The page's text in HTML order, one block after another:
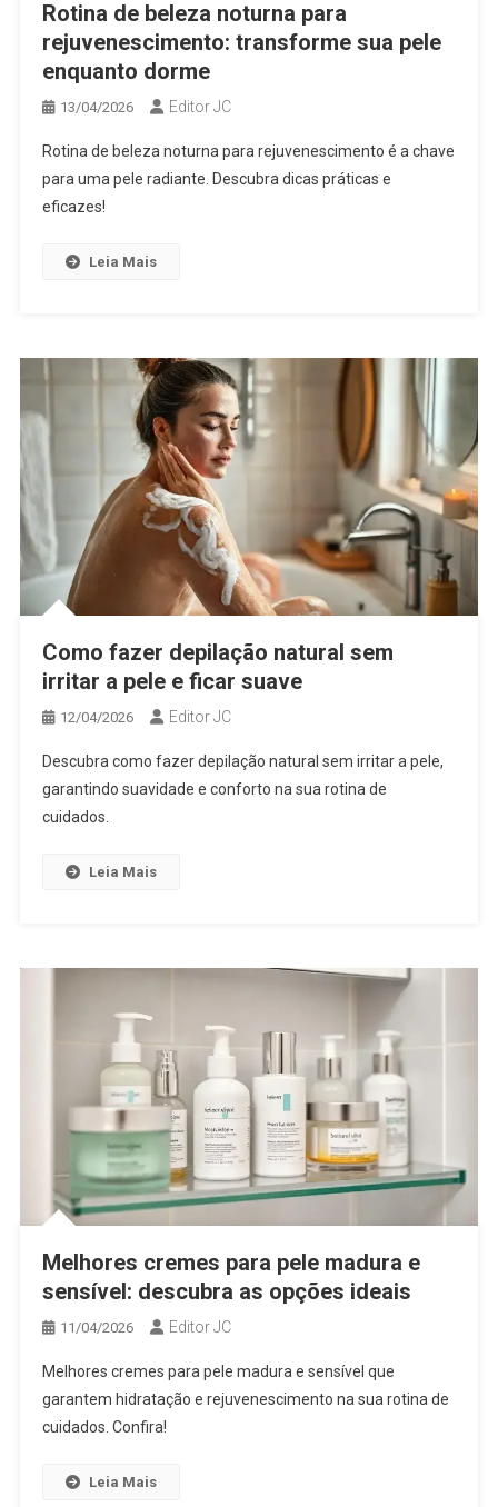
Rotina de beleza noturna para
rejuvenescimento: transforme sua pele
enquanto dorme
13/04/2026 Editor JC
Rotina de beleza noturna para rejuvenescimento é a chave
para uma pele radiante. Descubra dicas práticas e
eficazes!
Leia Mais
Como fazer depilação natural sem
irritar a pele e ficar suave
12/04/2026 Editor JC
Descubra como fazer depilação natural sem irritar a pele,
garantindo suavidade e conforto na sua rotina de
cuidados.
Leia Mais
Melhores cremes para pele madura e
sensível: descubra as opções ideais
11/04/2026 Editor JC
Melhores cremes para pele madura e sensível que
garantem hidratação e rejuvenescimento na sua rotina de
cuidados. Confira!
Leia Mais